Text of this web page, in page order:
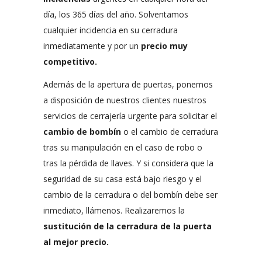
día, los 365 días del año. Solventamos
cualquier incidencia en su cerradura
inmediatamente y por un precio muy
competitivo.
Además de la apertura de puertas, ponemos
a disposición de nuestros clientes nuestros
servicios de cerrajería urgente para solicitar el
cambio de bombín o el cambio de cerradura
tras su manipulación en el caso de robo o
tras la pérdida de llaves. Y si considera que la
seguridad de su casa está bajo riesgo y el
cambio de la cerradura o del bombín debe ser
inmediato, llámenos. Realizaremos la
sustitución de la cerradura de la puerta
al mejor precio.